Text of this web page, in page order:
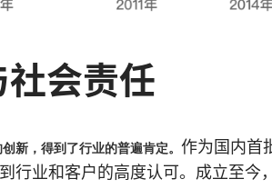
会责任
新，得到了行业的普遍肯定。 作为国内首
行业和客户的高度认可。成立至